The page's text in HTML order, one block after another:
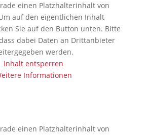
einen Platzhalterinhalt von
auf den eigentlichen Inhalt
Sie auf den Button unten. Bitte
dabei Daten an Drittanbieter
werden.
Inhalt entsperren
Informationen
einen Platzhalterinhalt von